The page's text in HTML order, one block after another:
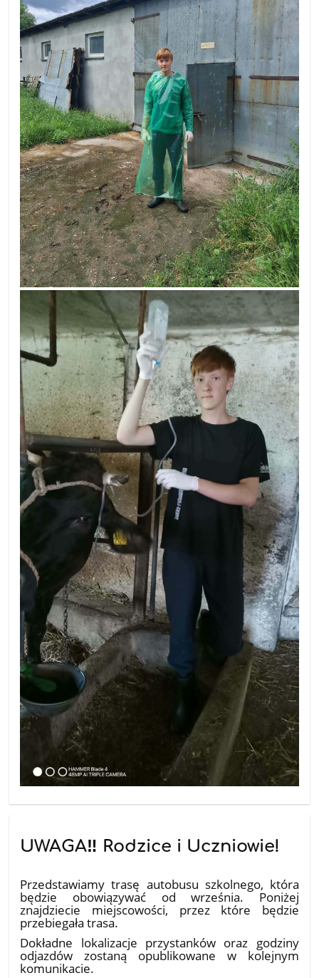
UWAGA‼️ Rodzice i Uczniowie!
Przedstawiamy trasę autobusu szkolnego, która
będzie obowiązywać od września. Poniżej
znajdziecie miejscowości, przez które będzie
przebiegała trasa.
Dokładne lokalizacje przystanków oraz godziny
odjazdów zostaną opublikowane w kolejnym
komunikacie.